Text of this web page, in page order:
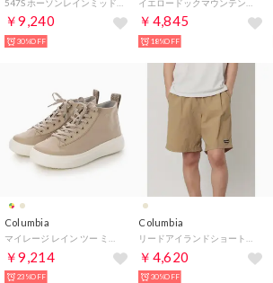
￥9,240
30%OFF
￥4,845
18%OFF
Columbia
マイレージ レイン ツー ミッド ウォータープルーフ 防水スニーカー （エンシェントフォッシル）
￥9,214
23%OFF
Columbia
リードアイランドショートパンツ ハーフパンツ【返品不可商品】 （クルトン）
￥4,620
30%OFF